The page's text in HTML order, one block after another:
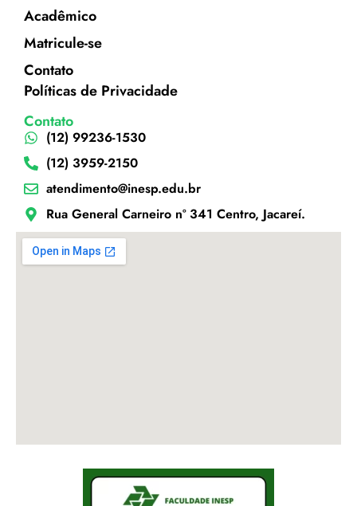
Acadêmico
Matricule-se
Contato
Políticas de Privacidade
Contato
(12) 99236-1530
(12) 3959-2150
atendimento@inesp.edu.br
Rua General Carneiro nº 341 Centro, Jacareí.